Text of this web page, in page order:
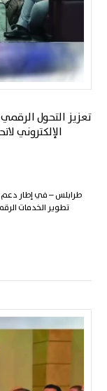
تعزيز التحول
الإلكتروني
طرابلس – في إطار دعم
تطوير الخدمات